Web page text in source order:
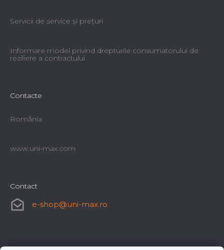
Servicii de service şi preţuri
Informare model privind drepturile consumatorului de
reziliere a contractului
Contacte
România
www.uni-max.com
Contact
e-shop@uni-max.ro